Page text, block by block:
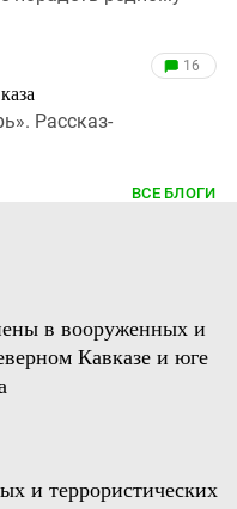
16
Рассказ-
ВСЕ БЛОГИ
в вооруженных и
Кавказе и юге
и террористических